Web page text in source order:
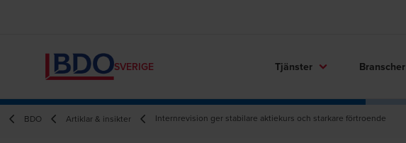
SVERIGE Tjänster Branscher
BDO Artiklar & insikter Internrevision ger stabilare aktiekurs och starkare förtroende